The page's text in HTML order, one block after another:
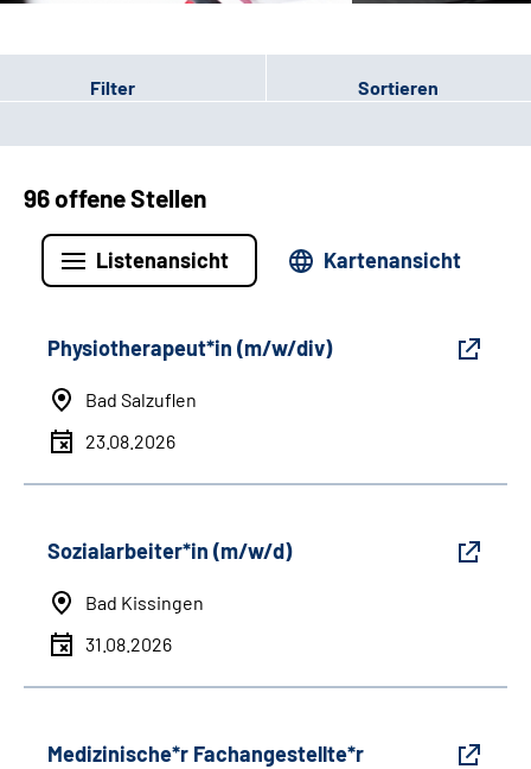
Filter Sortieren
96 offene Stellen
Listenansicht Kartenansicht
Physiotherapeut*in (m/w/div)
Bad Salzuflen
23.08.2026
Sozialarbeiter*in (m/w/d)
Bad Kissingen
31.08.2026
Medizinische*r Fachangestellte*r